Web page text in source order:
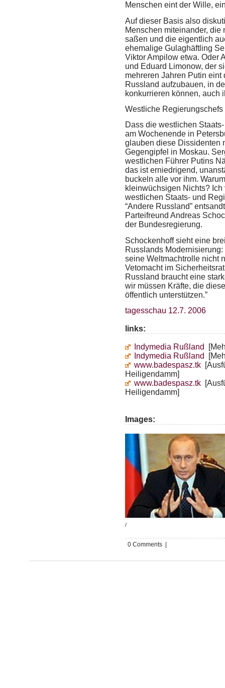
Menschen eint der Wille,
Auf dieser Basis also
Menschen miteinander,
saßen und die eigentlich
ehemalige Gulaghäftling
Viktor Ampilow etwa. Oder
und Eduard Limonow, der
mehreren Jahren Putin
Russland aufzubauen, in
konkurrieren können, auch
Westliche
Dass die westlichen
am Wochenende in
glauben diese Dissidenten
Gegengipfel in Moskau.
westlichen Führer Putins
das ist erniedrigend,
buckeln alle vor ihm.
kleinwüchsigen Nichts?
westlichen Staats- und
“Andere Russland”
Parteifreund Andreas
der Bundesregierung.
Schockenhoff sieht eine
Russlands
seine Weltmachtrolle nicht
Vetomacht im
Russland braucht eine
wir müssen Kräfte, die
öffentlich unterstützen.”
tagesschau 12.7. 2006
links:
Indymedia Rußland
Indymedia Rußland
www.badespasz.tk
Heiligendamm]
www.badespasz.tk
Heiligendamm]
Images:
/
0 Comments |